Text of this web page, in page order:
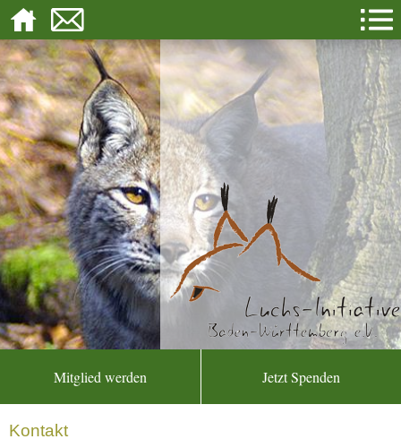
Mitglied werden Jetzt Spenden
Kontakt